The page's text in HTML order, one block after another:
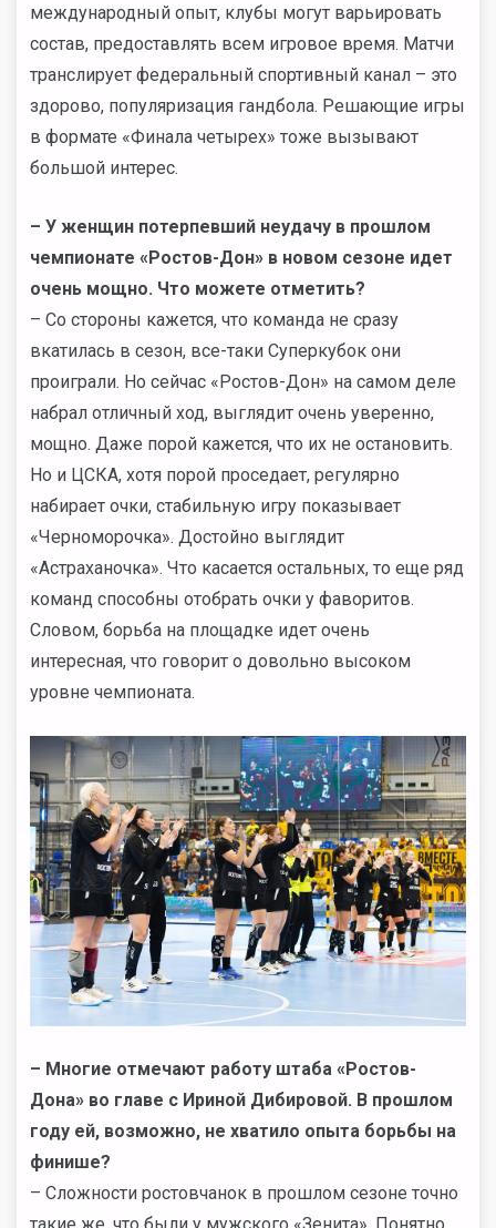
международный опыт, клубы могут варьировать
состав, предоставлять всем игровое время. Матчи
транслирует федеральный спортивный канал – это
здорово, популяризация гандбола. Решающие игры
в формате «Финала четырех» тоже вызывают
большой интерес.
– У женщин потерпевший неудачу в прошлом
чемпионате «Ростов-Дон» в новом сезоне идет
очень мощно. Что можете отметить?
– Со стороны кажется, что команда не сразу
вкатилась в сезон, все-таки Суперкубок они
проиграли. Но сейчас «Ростов-Дон» на самом деле
набрал отличный ход, выглядит очень уверенно,
мощно. Даже порой кажется, что их не остановить.
Но и ЦСКА, хотя порой проседает, регулярно
набирает очки, стабильную игру показывает
«Черноморочка». Достойно выглядит
«Астраханочка». Что касается остальных, то еще ряд
команд способны отобрать очки у фаворитов.
Словом, борьба на площадке идет очень
интересная, что говорит о довольно высоком
уровне чемпионата.
– Многие отмечают работу штаба «Ростов-
Дона» во главе с Ириной Дибировой. В прошлом
году ей, возможно, не хватило опыта борьбы на
финише?
– Сложности ростовчанок в прошлом сезоне точно